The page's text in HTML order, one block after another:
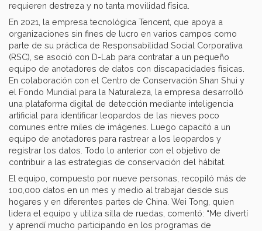
requieren destreza y no tanta movilidad física.
En 2021, la empresa tecnológica Tencent, que apoya a
organizaciones sin fines de lucro en varios campos como
parte de su práctica de Responsabilidad Social Corporativa
(RSC), se asoció con D-Lab para contratar a un pequeño
equipo de anotadores de datos con discapacidades físicas.
En colaboración con el Centro de Conservación Shan Shui y
el Fondo Mundial para la Naturaleza, la empresa desarrolló
una plataforma digital de detección mediante inteligencia
artificial para identificar leopardos de las nieves poco
comunes entre miles de imágenes. Luego capacitó a un
equipo de anotadores para rastrear a los leopardos y
registrar los datos. Todo lo anterior con el objetivo de
contribuir a las estrategias de conservación del hábitat.
El equipo, compuesto por nueve personas, recopiló más de
100,000 datos en un mes y medio al trabajar desde sus
hogares y en diferentes partes de China. Wei Tong, quien
lidera el equipo y utiliza silla de ruedas, comentó: “Me divertí
y aprendí mucho participando en los programas de